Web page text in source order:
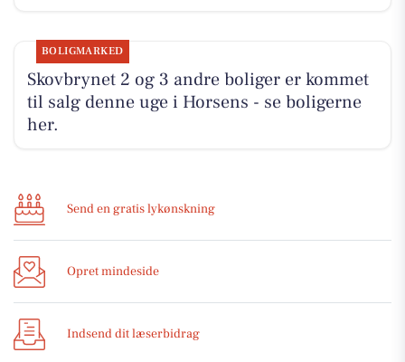
BOLIGMARKED
Skovbrynet 2 og 3 andre boliger er kommet
til salg denne uge i Horsens - se boligerne
her.
Send en gratis lykønskning
Opret mindeside
Indsend dit læserbidrag